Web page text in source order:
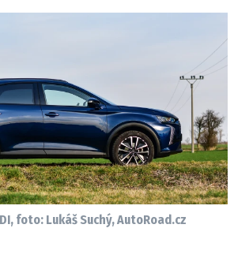
serveru autoroad.cz je
foto: Lukáš Suchý, AutoRoad.cz